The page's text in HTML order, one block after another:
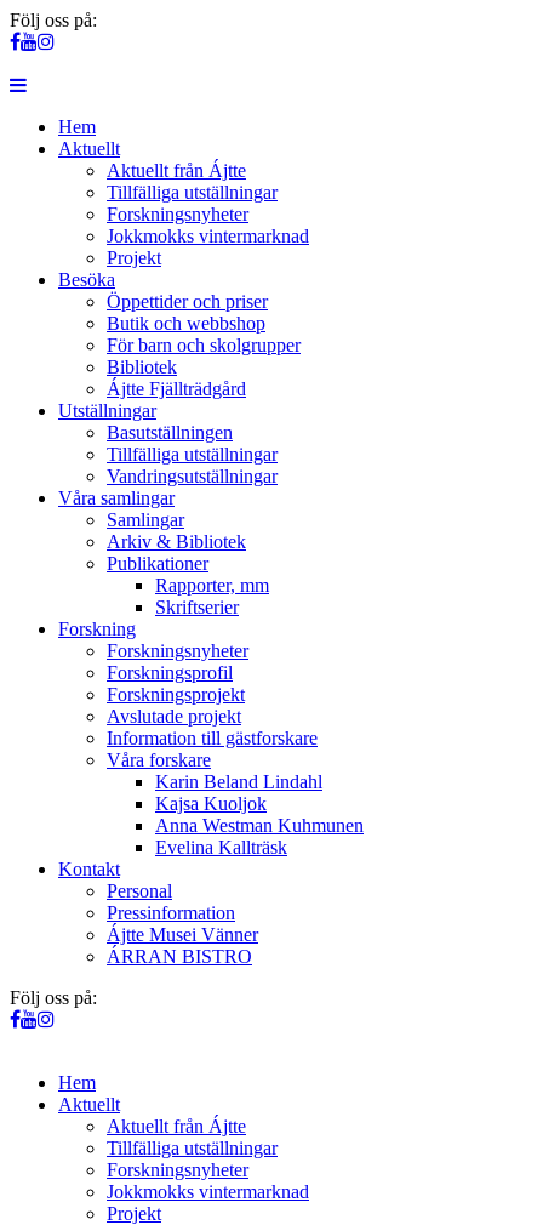
Följ oss på:
Hem
Aktuellt
Aktuellt från Ájtte
Tillfälliga utställningar
Forskningsnyheter
Jokkmokks vintermarknad
Projekt
Besöka
Öppettider och priser
Butik och webbshop
För barn och skolgrupper
Bibliotek
Ájtte Fjällträdgård
Utställningar
Basutställningen
Tillfälliga utställningar
Vandringsutställningar
Våra samlingar
Samlingar
Arkiv & Bibliotek
Publikationer
Rapporter, mm
Skriftserier
Forskning
Forskningsnyheter
Forskningsprofil
Forskningsprojekt
Avslutade projekt
Information till gästforskare
Våra forskare
Karin Beland Lindahl
Kajsa Kuoljok
Anna Westman Kuhmunen
Evelina Kallträsk
Kontakt
Personal
Pressinformation
Ájtte Musei Vänner
ÁRRAN BISTRO
Följ oss på:
Hem
Aktuellt
Aktuellt från Ájtte
Tillfälliga utställningar
Forskningsnyheter
Jokkmokks vintermarknad
Projekt